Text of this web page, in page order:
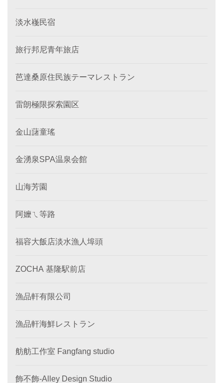
淡水嶘民宿
旅行邦尼青年旅店
芭達桑原住民族テーマレストラン
雷朗極限探索園区
金山藷童瑤
金湧泉SPA温泉会館
山海芳園
阿嬤ㄟ等路
福容大飯店淡水漁人埠頭
ZOCHA 基隆駅前店
漁品軒有限公司
漁品軒海鮮レストラン
舫舫工作室 Fangfang studio
飾不飾-Alley Design Studio